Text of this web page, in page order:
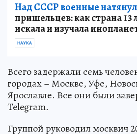
Над СССР военные
пришельцев: как страна 13
искала и изучала
НАУКА
Всего задержали семь
городах – Москве, Уфе,
Ярославле. Все они были
Telegram.
Группой руководил москвич